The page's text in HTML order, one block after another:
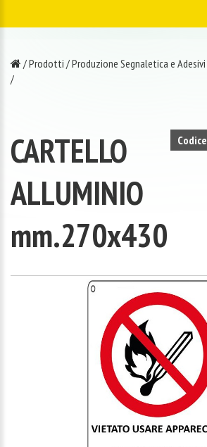
/Prodotti /Produzione Segnaletica e Adesivi
/
CARTELLO
ALLUMINIO
mm.270x430